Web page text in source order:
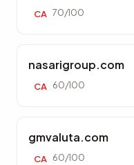
CA 70/100
nasarigroup.com
CA 60/100
gmvaluta.com
CA 60/100